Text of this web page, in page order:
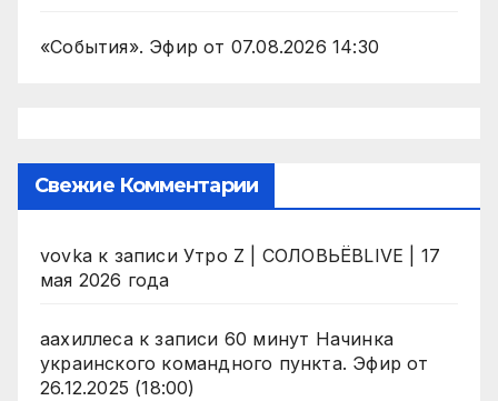
«События». Эфир от 07.08.2026 14:30
Свежие Комментарии
vovka к записи Утро Z | СОЛОВЬЁВLIVE | 17
мая 2026 года
аахиллесак записи 60 минут Начинка
украинского командного пункта. Эфир от
26.12.2025 (18:00)